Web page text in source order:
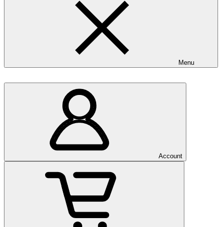
Menu
Account